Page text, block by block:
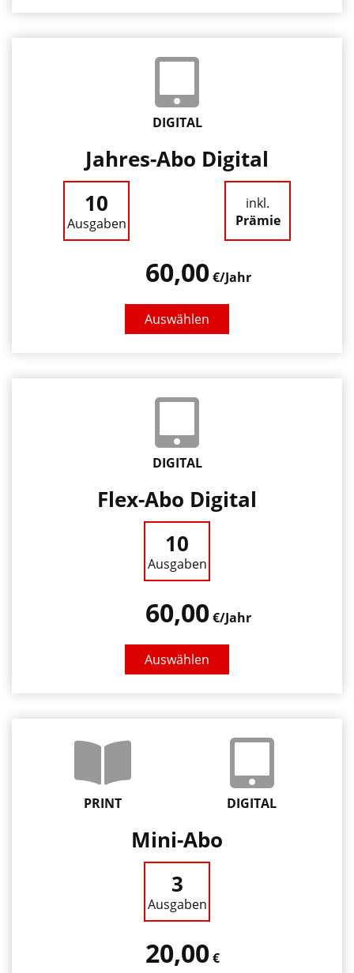
DIGITAL
Jahres-Abo Digital
10
Ausgaben
inkl.
Prämie
60,00€/Jahr
Auswählen
DIGITAL
Flex-Abo Digital
10
Ausgaben
60,00€/Jahr
Auswählen
PRINT DIGITAL
Mini-Abo
3
Ausgaben
20,00€